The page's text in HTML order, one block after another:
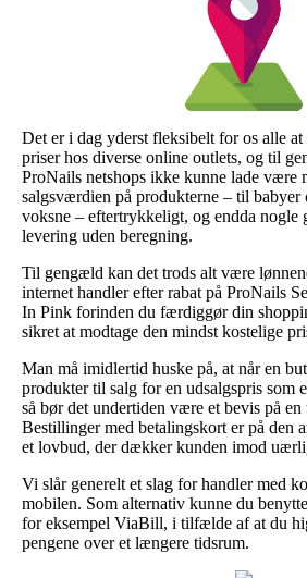
Det er i dag yderst fleksibelt for os alle
priser hos diverse online outlets, og til
ProNails netshops ikke kunne lade være
salgsværdien på produkterne – til babyer
voksne – eftertrykkeligt, og endda nogle
levering uden beregning.
Til gengæld kan det trods alt være
internet handler efter rabat på ProNails
In Pink forinden du færdiggør din
sikret at modtage den mindst kostelige
Man må imidlertid huske på, at når en
produkter til salg for en udsalgspris som
så bør det undertiden være et bevis på
Bestillinger med betalingskort er på den
et lovbud, der dækker kunden imod
Vi slår generelt et slag for handler med
mobilen. Som alternativ kunne du
for eksempel ViaBill, i tilfælde af at du
pengene over et længere tidsrum.